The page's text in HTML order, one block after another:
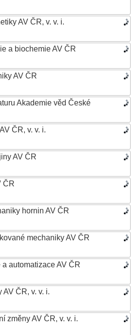
AV ČR, v. v. i.
a biochemie AV ČR
AV ČR
Akademie věd České
ČR, v. v. i.
AV ČR
ČR
hornin AV ČR
mechaniky AV ČR
automatizace AV ČR
ČR, v. v. i.
změny AV ČR, v. v. i.